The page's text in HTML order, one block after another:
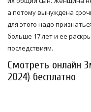
а потому вынуждена
для этого надо
больше 17 лет и ее
последствиям.
Смотреть онлайн
2024) бесплатно